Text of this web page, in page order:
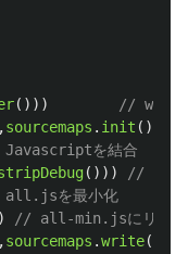
()))
// watch
,sourcemaps . init ()))
を結合
()))
// 本番
を最小化
// all-min.jsにリネー
,sourcemaps .write(